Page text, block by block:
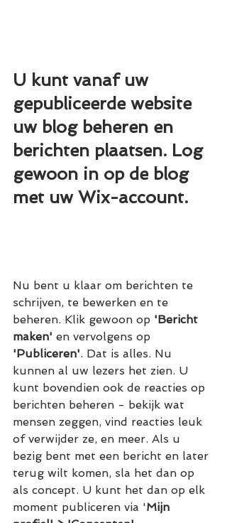
U kunt vanaf uw
gepubliceerde website
uw blog beheren en
berichten plaatsen. Log
gewoon in op de blog
met uw Wix-account.
Nu bent u klaar om berichten te
schrijven, te bewerken en te
beheren. Klik gewoon op 'Bericht
maken' en vervolgens op
'Publiceren'. Dat is alles. Nu
kunnen al uw lezers het zien. U
kunt bovendien ook de reacties op
berichten beheren - bekijk wat
mensen zeggen, vind reacties leuk
of verwijder ze, en meer. Als u
bezig bent met een bericht en later
terug wilt komen, sla het dan op
als concept. U kunt het dan op elk
moment publiceren via 'Mijn